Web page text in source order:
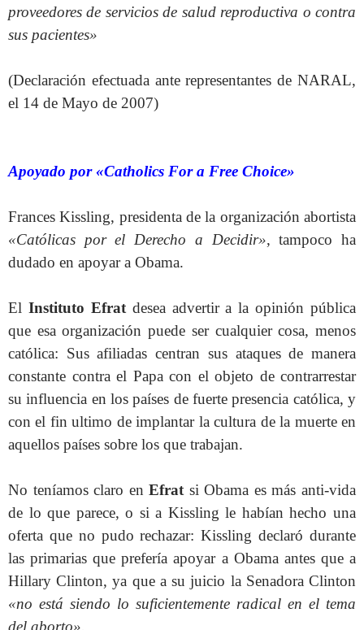
proveedores de servicios de salud reproductiva o contra
sus pacientes»
(Declaración efectuada ante representantes de NARAL,
el 14 de Mayo de 2007)
Apoyado por «Catholics For a Free Choice»
Frances Kissling, presidenta de la organización abortista
«Católicas por el Derecho a Decidir», tampoco ha
dudado en apoyar a Obama.
El Instituto Efratdesea advertir a la opinión pública
que esa organización puede ser cualquier cosa, menos
católica: Sus afiliadas centran sus ataques de manera
constante contra el Papa con el objeto de contrarrestar
su influencia en los países de fuerte presencia católica, y
con el fin ultimo de implantar la cultura de la muerte en
aquellos países sobre los que trabajan.
No teníamos claro enEfrat si Obama es más anti-vida
de lo que parece, o si a Kissling le habían hecho una
oferta que no pudo rechazar: Kissling declaró durante
las primarias que prefería apoyar a Obama antes que a
Hillary Clinton, ya que a su juicio la Senadora Clinton
«no está siendo lo suficientemente radical en el tema
del aborto».